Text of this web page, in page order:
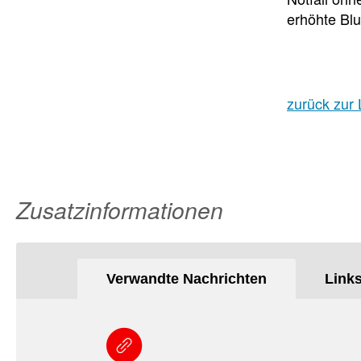
erhöhte
zurück zur
Zusatzinformationen
Verwandte Nachrichten